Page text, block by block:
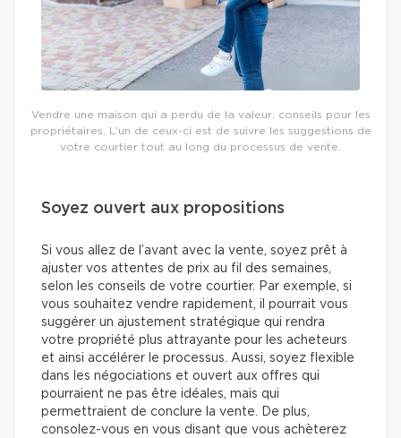
Vendre une maison qui a perdu de la valeur: conseils pour les
propriétaires. L’un de ceux-ci est de suivre les suggestions de
votre courtier tout au long du processus de vente.
Soyez ouvert aux propositions
Si vous allez de l’avant avec la vente, soyez prêt à
ajuster vos attentes de prix au fil des semaines,
selon les conseils de votre courtier. Par exemple, si
vous souhaitez vendre rapidement, il pourrait vous
suggérer un ajustement stratégique qui rendra
votre propriété plus attrayante pour les acheteurs
et ainsi accélérer le processus. Aussi, soyez flexible
dans les négociations et ouvert aux offres qui
pourraient ne pas être idéales, mais qui
permettraient de conclure la vente. De plus,
consolez-vous en vous disant que vous achèterez